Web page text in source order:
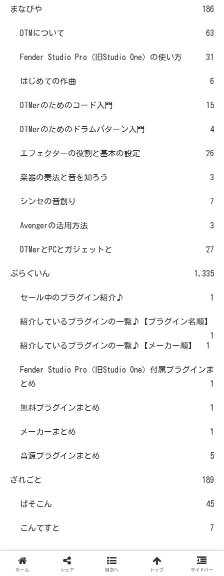
まなびや 186
DTMについて 63
Fender Studio Pro（旧Studio One）の使い方 31
はじめての作曲 6
DTMerのためのコード入門 15
DTMerのためのドラムパターン入門 4
エフェクターの役割と基本の設定 26
楽器の奏法と音を知ろう 3
シンセの音創り 7
Avengerの活用方法 3
DTMerとPCとガジェットと 27
ぷらぐいん 1,335
セール中のプラグイン紹介♪ 1
紹介しているプラグインの一覧♪【プラグイン名順】
1
紹介しているプラグインの一覧♪【メーカー順】
1
Fender Studio Pro（旧Studio One）付属プラグインま
とめ
1
無料プラグインまとめ 1
メーカーまとめ 1
音源プラグインまとめ 5
ざれごと 189
ぱそこん 45
こんてすと 7
びゅー とっぷ てん
ホーム シェア 目次へ トップ サイドバー